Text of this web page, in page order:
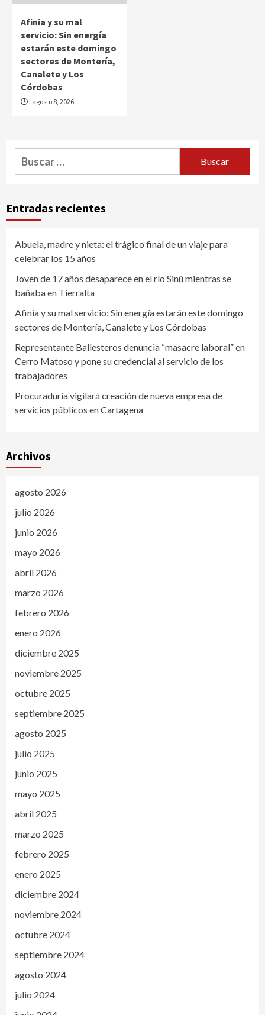
Afinia y su mal
servicio: Sin energía
estarán este domingo
sectores de Montería,
Canalete y Los
Córdobas
agosto 8, 2026
Buscar:
Entradas recientes
Abuela, madre y nieta: el trágico final de un viaje para
celebrar los 15 años
Joven de 17 años desaparece en el río Sinú mientras se
bañaba en Tierralta
Afinia y su mal servicio: Sin energía estarán este domingo
sectores de Montería, Canalete y Los Córdobas
Representante Ballesteros denuncia “masacre laboral” en
Cerro Matoso y pone su credencial al servicio de los
trabajadores
Procuraduría vigilará creación de nueva empresa de
servicios públicos en Cartagena
Archivos
agosto 2026
julio 2026
junio 2026
mayo 2026
abril 2026
marzo 2026
febrero 2026
enero 2026
diciembre 2025
noviembre 2025
octubre 2025
septiembre 2025
agosto 2025
julio 2025
junio 2025
mayo 2025
abril 2025
marzo 2025
febrero 2025
enero 2025
diciembre 2024
noviembre 2024
octubre 2024
septiembre 2024
agosto 2024
julio 2024